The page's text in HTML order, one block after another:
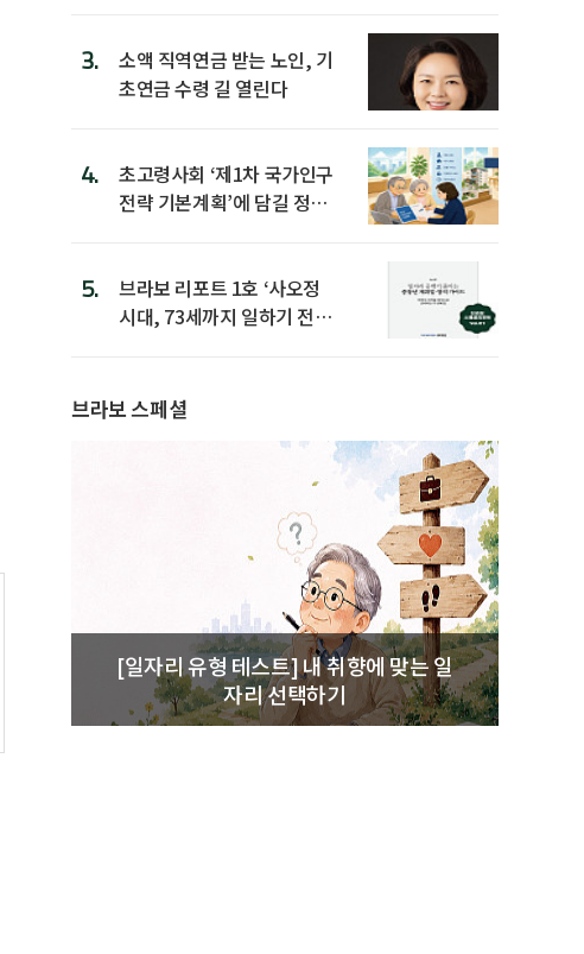
3.
소액 직역연금 받는 노인, 기
초연금 수령 길 열린다
4.
초고령사회 ‘제1차 국가인구
전략 기본계획’에 담길 정책
5.
브라보 리포트 1호 ‘사오정
시대, 73세까지 일하기 전략’
브라보 스페셜
[일자리 유형 테스트] 내 취향에 맞는 일
자리 선택하기